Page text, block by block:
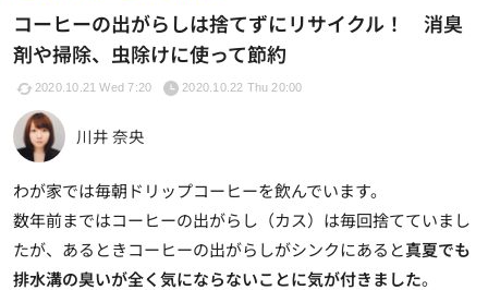
コーヒーの出がらしは捨てずにリサイクル！ 消臭
剤や掃除、虫除けに使って節約
2020.10.21 Wed 7:20 2020.10.22 Thu 20:00
川井 奈央
わが家では毎朝ドリップコーヒーを飲んでいます。
数年前まではコーヒーの出がらし（カス）は毎回捨てていまし
たが、あるときコーヒーの出がらしがシンクにあると真夏でも
排水溝の臭いが全く気にならないことに気が付きました。